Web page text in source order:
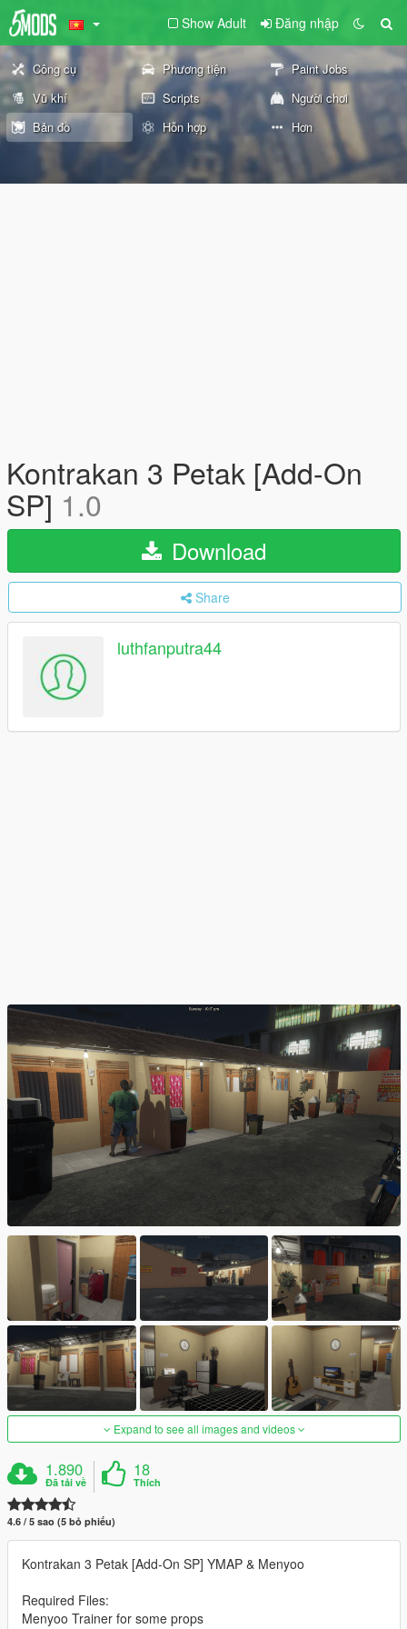
Show Adult Đăng nhập
Công cụ Phương tiện
Paint Jobs
Vũ khí
Scripts
Người chơi
Bản đồ
Hỗn hợp Hơn
Kontrakan 3 Petak [Add-On
SP] 1.0
Download
Share
luthfanputra44
Expand to see all images and videos
1.890
Đã tải về
18
Thích
4.6 / 5 sao (5 bỏ phiếu)
Kontrakan 3 Petak [Add-On SP] YMAP & Menyoo
Required Files:
Menyoo Trainer for some props